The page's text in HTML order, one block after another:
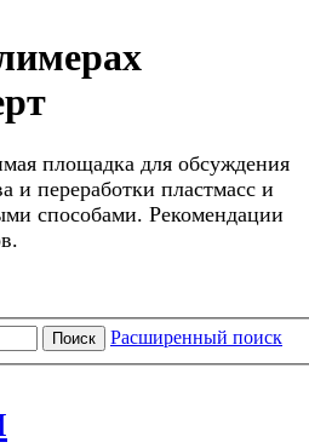
площадка для обсуждения
и переработки пластмасс и
способами. Рекомендации
Поиск Расширенный поиск